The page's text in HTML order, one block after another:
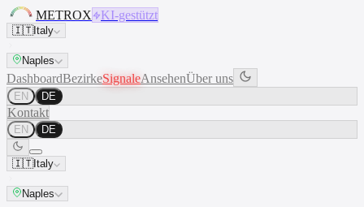
METROX KI-gestützt
🇮🇹Italy
Naples
DashboardBezirkeSignaleAnsehenÜber uns
EN DE
Kontakt
EN DE
🇮🇹Italy
Naples